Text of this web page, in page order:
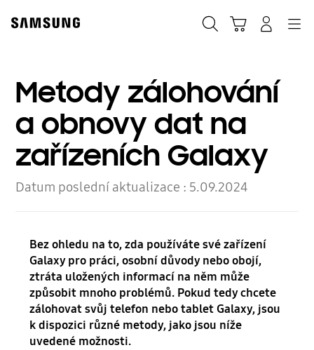
content
Metody zálohování
a obnovy dat na
zařízeních Galaxy
Datum poslední aktualizace : 5.09.2024
Bez ohledu na to, zda používáte své zařízení
Galaxy pro práci, osobní důvody nebo obojí,
ztráta uložených informací na něm může
způsobit mnoho problémů. Pokud tedy chcete
zálohovat svůj telefon nebo tablet Galaxy, jsou
k dispozici různé metody, jako jsou níže
uvedené možnosti.